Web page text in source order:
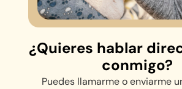
¿Quieres hablar
conmigo?
Puedes llamarme o enviarme